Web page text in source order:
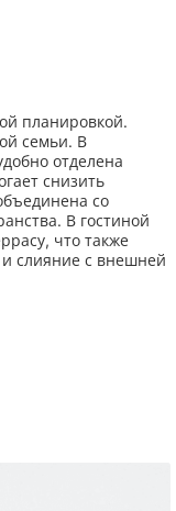
планировкой.
семьи. В
отделена
снизить
со
В гостиной
что также
и слияние с внешней